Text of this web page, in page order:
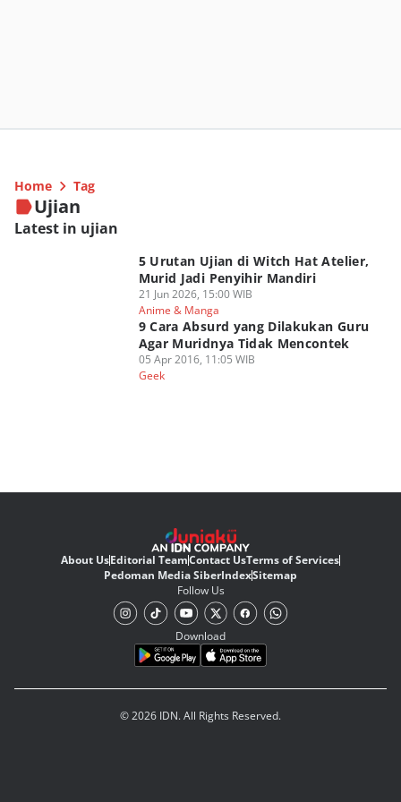
Home Tag
Ujian
Latest in ujian
5 Urutan Ujian di Witch Hat Atelier,
Murid Jadi Penyihir Mandiri
21 Jun 2026, 15:00 WIB
Anime & Manga
9 Cara Absurd yang Dilakukan Guru
Agar Muridnya Tidak Mencontek
05 Apr 2016, 11:05 WIB
Geek
About UsEditorial TeamContact UsTerms of Services
Pedoman Media SiberIndexSitemap
Follow Us
Download
© 2026 IDN. All Rights Reserved.